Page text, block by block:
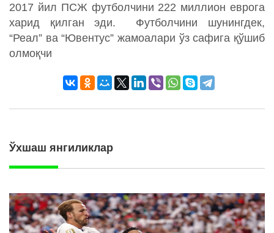
2017 йил ПСЖ футболчини 222 миллион еврога
харид қилган эди. Футболчини шунингдек,
“Реал” ва “Ювентус” жамоалари ўз сафига қўшиб
олмоқчи
Ўхшаш янгиликлар